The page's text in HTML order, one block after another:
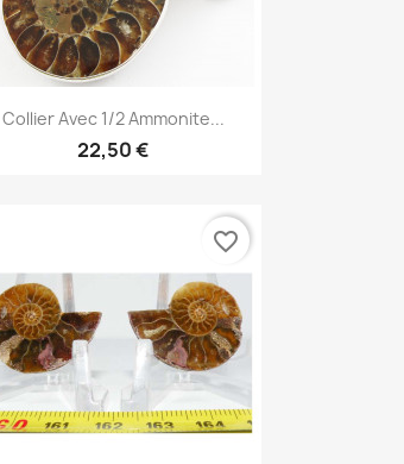
Aperçu rapide
Collier Avec 1/2 Ammonite...
22,50 €
favorite_border